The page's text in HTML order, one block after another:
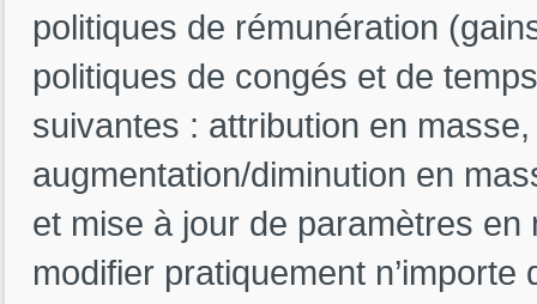
politiques de rémunération
politiques de congés et de
suivantes : attribution en
augmentation/diminution en
et mise à jour de paramètres
modifier pratiquement